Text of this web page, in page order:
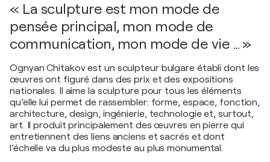
« La sculpture est mon mode de
pensée principal, mon mode de
communication, mon mode de vie ... »
Ognyan Chitakov est un sculpteur bulgare établi dont les
œuvres ont figuré dans des prix et des expositions
nationales. Il aime la sculpture pour tous les éléments
qu’elle lui permet de rassembler: forme, espace, fonction,
architecture, design, ingénierie, technologie et, surtout,
art. Il produit principalement des œuvres en pierre qui
entretiennent des liens anciens et sacrés et dont
l’échelle va du plus modeste au plus monumental.